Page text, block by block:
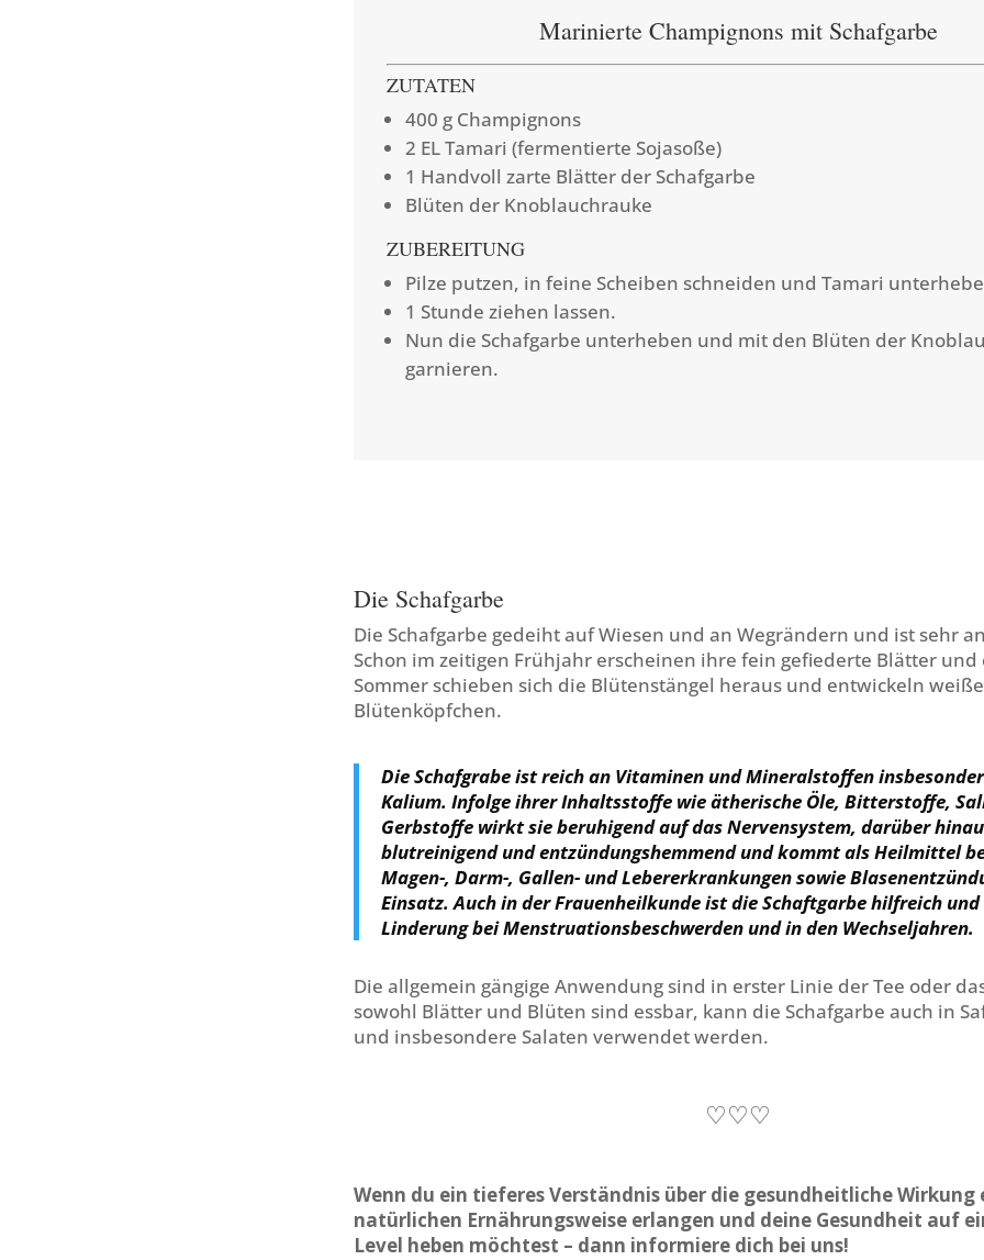
Marinierte Champignons mit Schafgarbe
ZUTATEN
400 g Champignons
2 EL Tamari (fermentierte Sojasoße)
1 Handvoll zarte Blätter der Schafgarbe
Blüten der Knoblauchrauke
ZUBEREITUNG
Pilze putzen, in feine Scheiben schneiden und Tamari
1 Stunde ziehen lassen.
Nun die Schafgarbe unterheben und mit den Blüten der
garnieren.
Die Schafgarbe
Die Schafgarbe gedeiht auf Wiesen und an Wegrändern und ist sehr
Schon im zeitigen Frühjahr erscheinen ihre fein gefiederte Blätter und
Sommer schieben sich die Blütenstängel heraus und entwickeln weiße
Blütenköpfchen.
Die Schafgrabe ist reich an Vitaminen und Mineralstoffen
Kalium. Infolge ihrer Inhaltsstoffe wie ätherische Öle, Bitterstoffe,
Gerbstoffe wirkt sie beruhigend auf das Nervensystem, darüber
blutreinigend und entzündungshemmend und kommt als Heilmittel
Magen-, Darm-, Gallen- und Lebererkrankungen sowie
Einsatz. Auch in der Frauenheilkunde ist die Schaftgarbe hilfreich
Linderung bei Menstruationsbeschwerden und in den Wechseljahren.
Die allgemein gängige Anwendung sind in erster Linie der Tee oder
sowohl Blätter und Blüten sind essbar, kann die Schafgarbe auch in
und insbesondere Salaten verwendet werden.
♡♡♡
Wenn du ein tieferes Verständnis über die gesundheitliche Wirkung
natürlichen Ernährungsweise erlangen und deine Gesundheit auf
Level heben möchtest – dann informiere dich bei uns!